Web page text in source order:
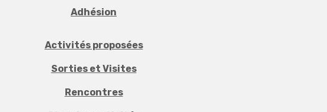
Adhésion
Activités proposées
Sorties et Visites
Rencontres